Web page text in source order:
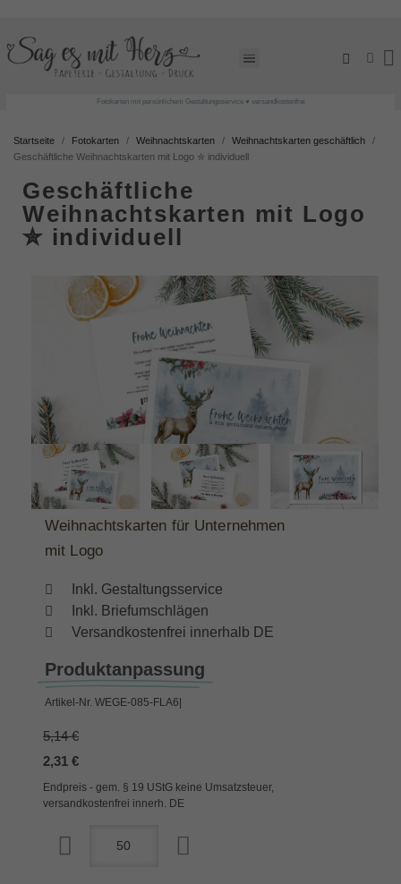
Fotokarten mit persönlichem Gestaltungsservice ♥ versandkostenfrei
Startseite Fotokarten Weihnachtskarten
Weihnachtskarten geschäftlich
Geschäftliche Weihnachtskarten mit Logo ✮ individuell
Geschäftliche
Weihnachtskarten mit Logo
✮ individuell
Weihnachtskarten für Unternehmen
mit Logo
Inkl. Gestaltungsservice
Inkl. Briefumschlägen
Versandkostenfrei innerhalb DE
Produktanpassung
Artikel-Nr. WEGE-085-FLA6|
5,14 €
2,31 €
Endpreis - gem. § 19 UStG keine Umsatzsteuer,
versandkostenfrei innerh. DE